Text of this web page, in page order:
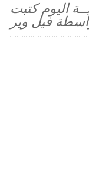
اليوم كتبت
فيل وير